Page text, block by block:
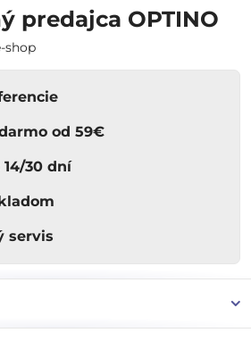
predajca OPTINO
shop
od 59€
30 dní
servis